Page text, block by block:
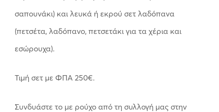
σαπουνάκι) και λευκά ή εκρού σετ λαδόπανα
(πετσέτα, λαδόπανο, πετσετάκι για τα χέρια και
εσώρουχα).
Τιμή σετ με ΦΠΑ 250€.
Συνδυάστε το με ρούχο από τη συλλογή μας στην